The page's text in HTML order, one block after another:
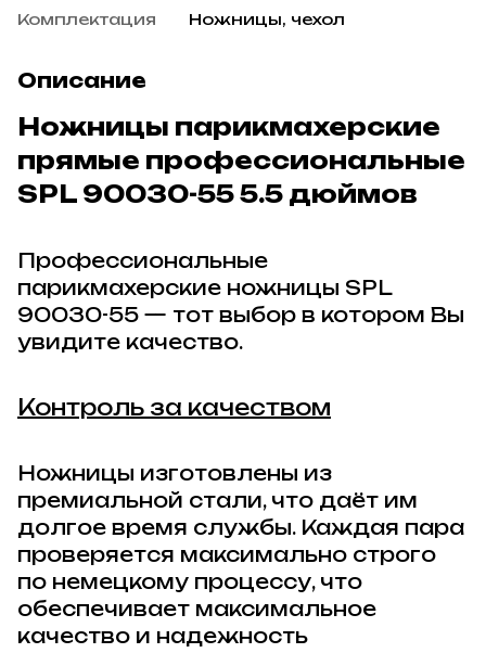
Комплектация Ножницы, чехол
Описание
Ножницы парикмахерские
прямые профессиональные
SPL 90030-55 5.5 дюймов
Профессиональные
парикмахерские ножницы SPL
90030-55 — тот выбор в котором Вы
увидите качество.
Контроль за качеством
Ножницы изготовлены из
премиальной стали, что даёт им
долгое время службы. Каждая пара
проверяется максимально строго
по немецкому процессу, что
обеспечивает максимальное
качество и надежность